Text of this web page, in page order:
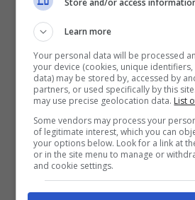
tetto della casa. Intorno
miliari avrebbero dovuto
a due atti giudiziari. Il
sgombero, ed il secondo
esplosivi. Ma tutto era già
saltare in aria.
Learn more
Your personal data will be processed
your device (cookies, unique
data) may be stored by, accessed by
partners, or used specifically by this
may use precise geolocation data. List
Some vendors may process your
of legitimate interest, which you can
your options below. Look for a link at
or in the site menu to manage or
and cookie settings.